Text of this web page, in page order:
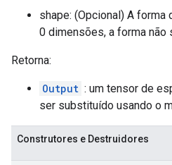
shape: (Opcional) A forma
0 dimensões, a forma não
Retorna:
Output : um tensor de
ser substituído usando o
Construtores e Destruidores